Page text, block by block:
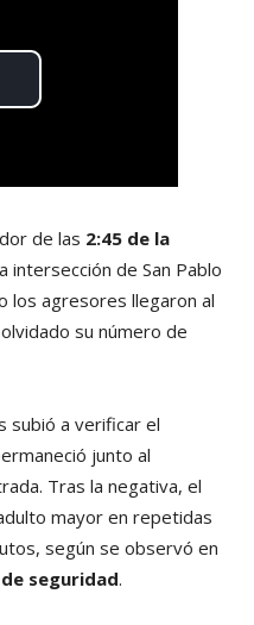
de las 2:45 de la
intersección de San Pablo
los agresores llegaron al
su número de
subió a verificar el
junto al
Tras la negativa, el
mayor en repetidas
según se observó en
seguridad.